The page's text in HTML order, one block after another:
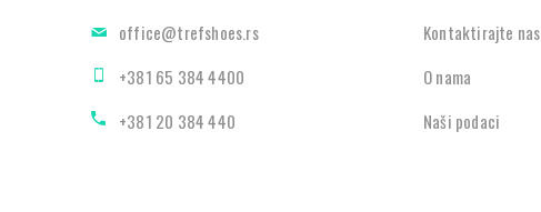
office@trefshoes.rs
+381 65 384 4400
+381 20 384 440
Kontaktirajte nas
O nama
Naši podaci